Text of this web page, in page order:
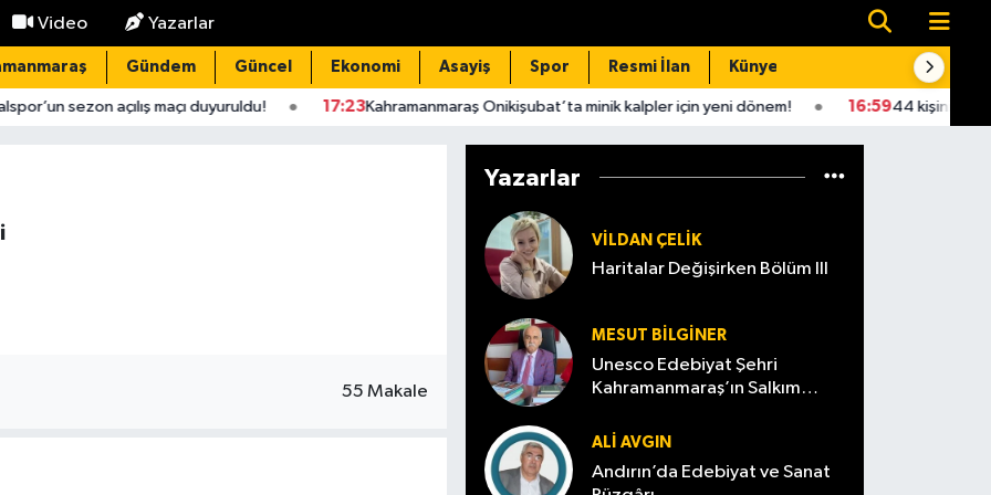
Video Yazarlar
Gündem Güncel Ekonomi Asayiş Spor Resmi İlan Künye
açılış maçı duyuruldu! 17:23Kahramanmaraş Onikişubat’ta minik kalpler için yeni dönem! 16:5944 kişinin öldüğü Said
55 Makale
Yazarlar
VILDAN ÇELIK
Haritalar Değişirken Bölüm III
MESUT BILGINER
Unesco Edebiyat Şehri
Kahramanmaraş’ın Salkım
ALI AVGIN
Andırın’da Edebiyat ve Sanat